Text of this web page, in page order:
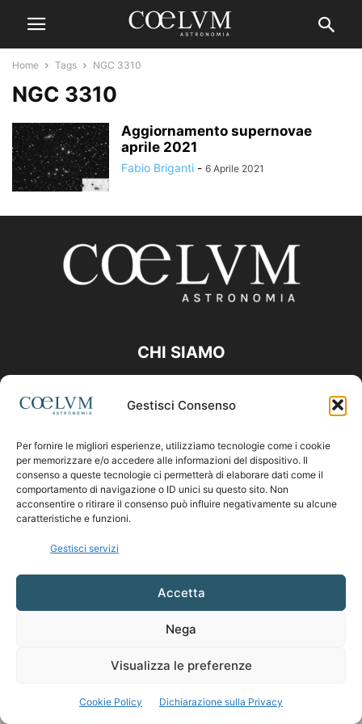
Gestisci Consenso
Per fornire le migliori esperienze, utilizziamo tecnologie come i cookie
per memorizzare e/o accedere alle informazioni del dispositivo. Il
consenso a queste tecnologie ci permetterà di elaborare dati come il
comportamento di navigazione o ID unici su questo sito. Non
acconsentire o ritirare il consenso può influire negativamente su alcune
caratteristiche e funzioni.
Gestisci servizi
Accetta
Nega
Visualizza le preferenze
Cookie Policy Dichiarazione sulla Privacy
Home Tags NGC 3310
NGC 3310
Aggiornamento supernovae
aprile 2021
Fabio Briganti - 6 Aprile 2021
CHI SIAMO
Contattaci:coelumastro@coelum.com
SEGUICI